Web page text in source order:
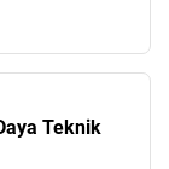
Teknik